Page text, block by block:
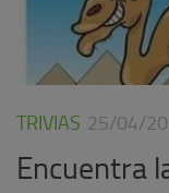
TRIVIAS 25/04/
Encuentra